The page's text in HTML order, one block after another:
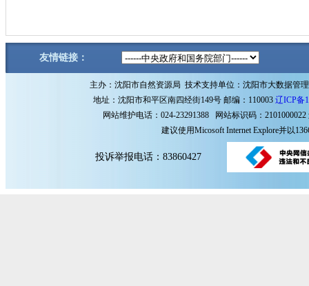
友情链接：
主办：沈阳市自然资源局 技术支持单位：沈阳市大数据管
地址：沈阳市和平区南四经街149号 邮编：110003 辽ICP备
网站维护电话：024-23291388 网站标识码：2101000022
建议使用Micosoft Internet Explore并以
投诉举报电话：83860427